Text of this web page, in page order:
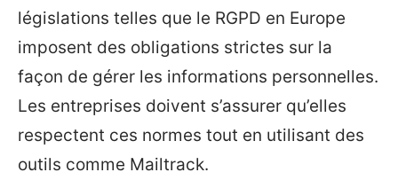
législations telles que le RGPD en Europe
imposent des obligations strictes sur la
façon de gérer les informations personnelles.
Les entreprises doivent s’assurer qu’elles
respectent ces normes tout en utilisant des
outils comme Mailtrack.